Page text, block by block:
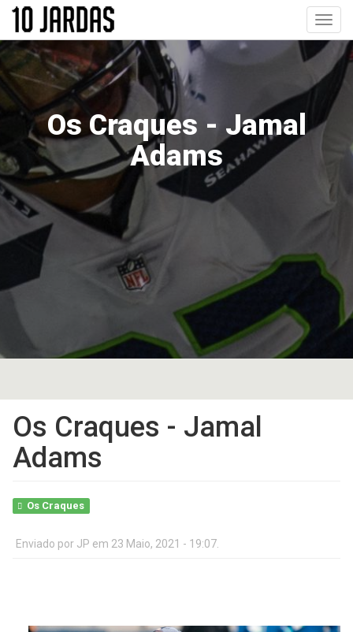
Pular
o
conteúdo
principal
Os Craques - Jamal
Adams
Os Craques - Jamal
Adams
Os Craques
Enviado por JP em 23 Maio, 2021 - 19:07.